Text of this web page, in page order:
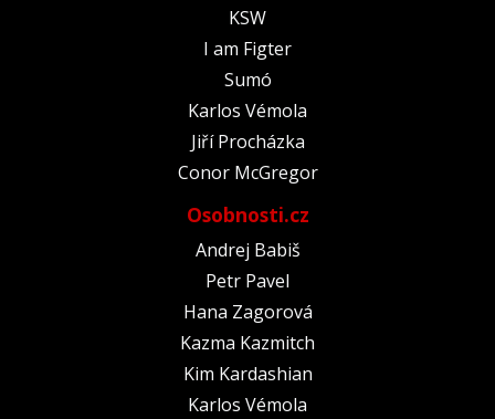
KSW
I am Figter
Sumó
Karlos Vémola
Jiří Procházka
Conor McGregor
Osobnosti.cz
Andrej Babiš
Petr Pavel
Hana Zagorová
Kazma Kazmitch
Kim Kardashian
Karlos Vémola